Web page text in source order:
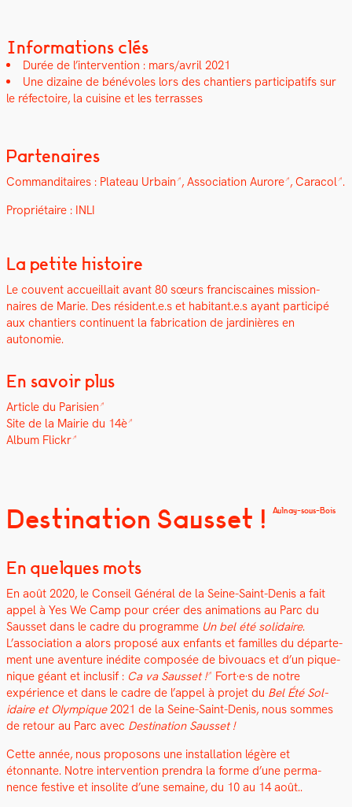
Informations clés
Durée de l’in­ter­ven­tion : mars/avril 2021
Une dizaine de bénév­oles lors des chantiers par­tic­i­pat­ifs sur
le réfec­toire, la cui­sine et les ter­rass­es
Partenaires
Com­man­di­taires : Plateau Urbain , Asso­ci­a­tion Aurore , Cara­col .
Pro­prié­taire : INLI
La petite histoire
Le cou­vent accueil­lait avant 80 sœurs fran­cis­caines mis­sion­
naires de Marie. Des résident.e.s et habitant.e.s ayant par­ticipé
aux chantiers con­tin­u­ent la fab­ri­ca­tion de jar­dinières en
autonomie.
En savoir plus
Arti­cle du Parisien
Site de la Mairie du 14è
Album Flickr
Destination Sausset ! Aulnay-sous-Bois
En quelques mots
En août 2020, le Con­seil Général de la Seine-Saint-Denis a fait
appel à Yes We Camp pour créer des ani­ma­tions au Parc du
Saus­set dans le cadre du pro­gramme Un bel été sol­idaire.
L’association a alors pro­posé aux enfants et familles du départe­
ment une aven­ture inédite com­posée de bivouacs et d’un pique-
nique géant et inclusif : Ca va Saus­set ! Fort·e·s de notre
expérience et dans le cadre de l’appel à pro­jet du Bel Été Sol­
idaire et Olympique2021 de la Seine-Saint-Denis, nous sommes
de retour au Parc avec Des­ti­na­tion Saus­set !
Cette année, nous pro­posons une instal­la­tion légère et
étonnante. Notre inter­ven­tion pren­dra la forme d’une per­ma­
nence fes­tive et inso­lite d’une semaine, du 10 au 14 août..